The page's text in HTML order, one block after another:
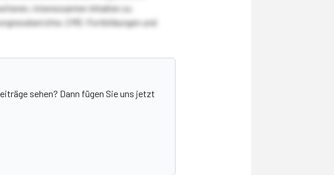
interessanten Inhalten zu
CME-Fortbildungen und
sehen? Dann fügen Sie uns jetzt